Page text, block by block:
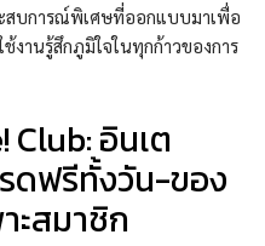
สบการณ์พิเศษที่ออกแบบมาเพื่อ
งานรู้สึกภูมิใจในทุกก้าวของการ
Club: อินเต
ดฟรีทั้งวัน-ของ
ะสมาชิก